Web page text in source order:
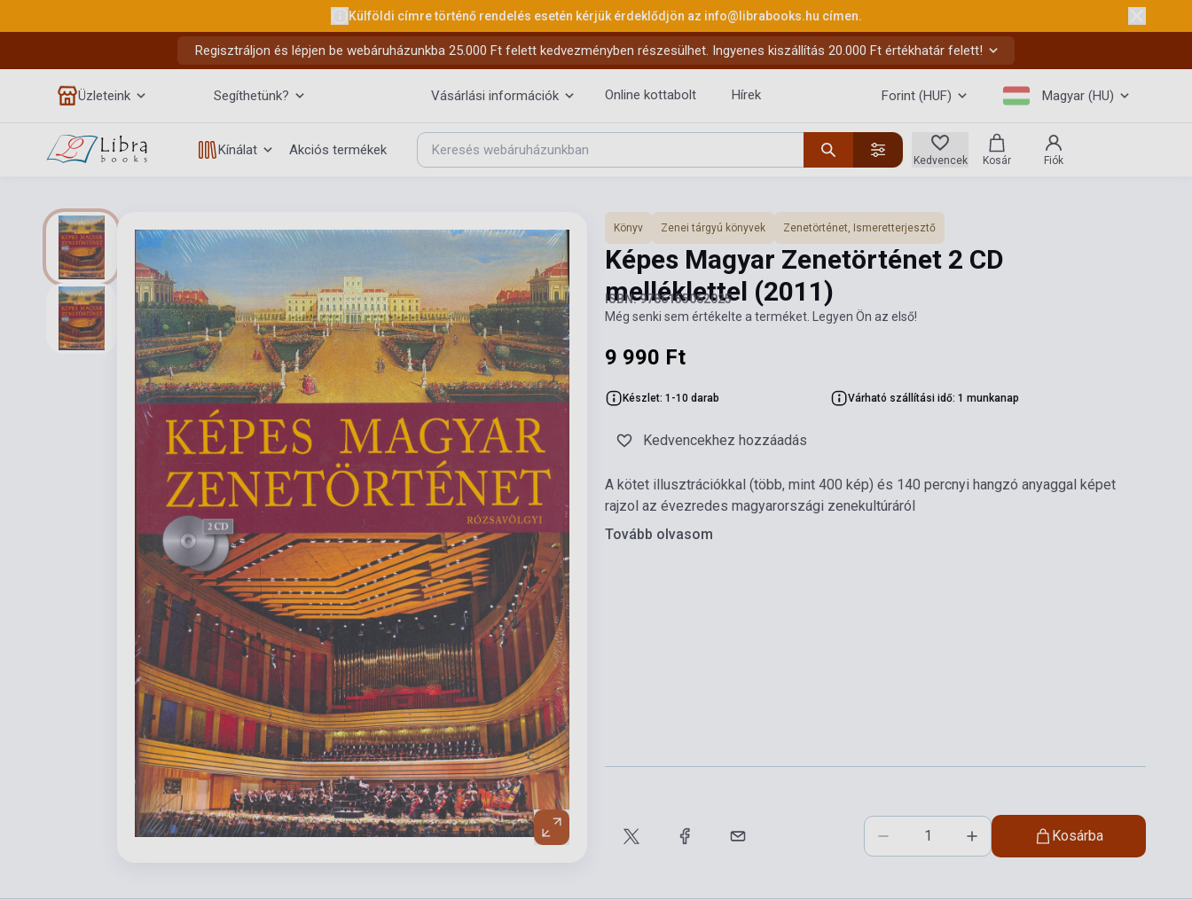
Külföldi címre történő rendelés esetén kérjük érdeklődjön az info@librabooks.hu címen.
Regisztráljon és lépjen be webáruházunkba 25.000 Ft felett kedvezményben részesülhet. Ingyenes kiszállítás 20.000 Ft értékhatár felett!
Üzleteink Segíthetünk? Vásárlási információk Online kottabolt Hírek Forint (HUF) Magyar (HU)
Kínálat Akciós termékek
Kedvencek Kosár Fiók
Könyv Zenei tárgyú könyvek Zenetörténet, Ismeretterjesztő
Képes Magyar Zenetörténet 2 CD
melléklettel (2011)
ISBN: 9786155062025
Még senki sem értékelte a terméket. Legyen Ön az első!
9 990 Ft
Készlet: 1-10 darab Várható szállítási idő: 1 munkanap
Kedvencekhez hozzáadás
A kötet illusztrációkkal (több, mint 400 kép) és 140 percnyi hangzó anyaggal képet
rajzol az évezredes magyarországi zenekultúráról
Tovább olvasom
Kosárba